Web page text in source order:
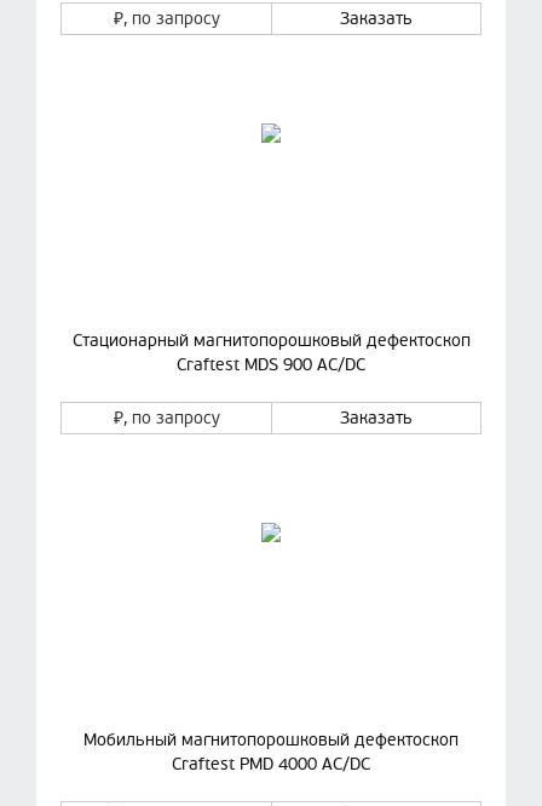
₽, по запросу Заказать
Стационарный магнитопорошковый дефектоскоп
Craftest MDS 900 AC/DC
₽, по запросу Заказать
Мобильный магнитопорошковый дефектоскоп
Craftest PMD 4000 AC/DC